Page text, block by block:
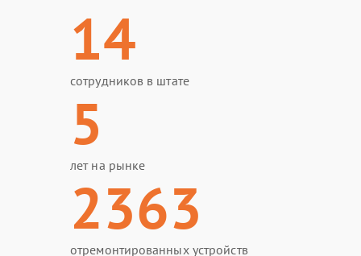
14
сотрудников в штате
5
лет на рынке
2363
отремонтированных устройств